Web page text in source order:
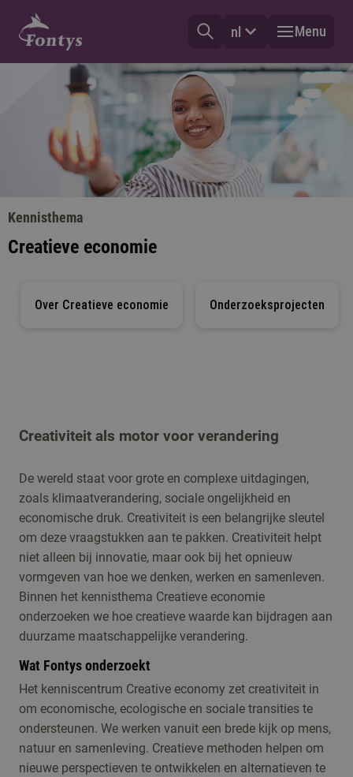
nl Menu
Kennisthema
Creatieve economie
Over Creatieve economie Onderzoeksprojecten
Creativiteit als motor voor verandering
De wereld staat voor grote en complexe uitdagingen,
zoals klimaatverandering, sociale ongelijkheid en
economische druk. Creativiteit is een belangrijke sleutel
om deze vraagstukken aan te pakken. Creativiteit helpt
niet alleen bij innovatie, maar ook bij het opnieuw
vormgeven van hoe we denken, werken en samenleven.
Binnen het kennisthema Creatieve economie
onderzoeken we hoe creatieve waarde kan bijdragen aan
duurzame maatschappelijke verandering.
Wat Fontys onderzoekt
Het kenniscentrum Creative economy zet creativiteit in
om economische, ecologische en sociale transities te
ondersteunen. We werken vanuit een brede kijk op mens,
natuur en samenleving. Creatieve methoden helpen om
nieuwe perspectieven te ontwikkelen en alternatieven te